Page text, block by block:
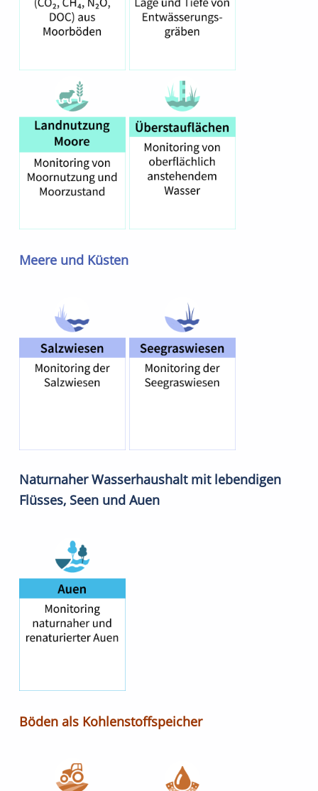
Meere und Küsten
Naturnaher Wasserhaushalt mit lebendigen
Flüsses, Seen und Auen
Böden als Kohlenstoffspeicher